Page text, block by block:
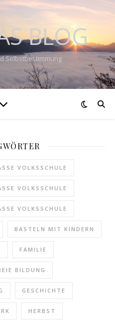
BLOG
Selbstbestimmung
VOLKSSCHULE
VOLKSSCHULE
VOLKSSCHULE
BASTELN MIT KINDERN
FAMILIE
BILDUNG
GESCHICHTE
HERBST